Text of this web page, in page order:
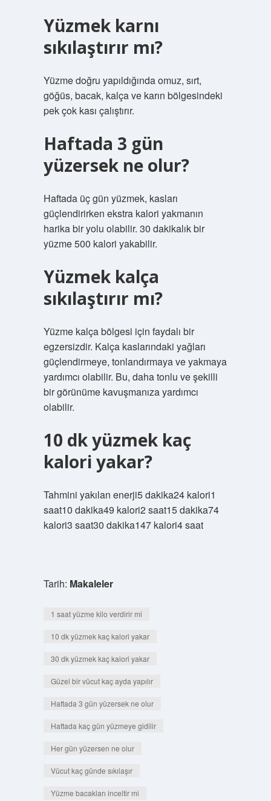
Yüzmek karnı
sıkılaştırır mı?
Yüzme doğru yapıldığında omuz, sırt,
göğüs, bacak, kalça ve karın bölgesindeki
pek çok kası çalıştırır.
Haftada 3 gün
yüzersek ne olur?
Haftada üç gün yüzmek, kasları
güçlendirirken ekstra kalori yakmanın
harika bir yolu olabilir. 30 dakikalık bir
yüzme 500 kalori yakabilir.
Yüzmek kalça
sıkılaştırır mı?
Yüzme kalça bölgesi için faydalı bir
egzersizdir. Kalça kaslarındaki yağları
güçlendirmeye, tonlandırmaya ve yakmaya
yardımcı olabilir. Bu, daha tonlu ve şekilli
bir görünüme kavuşmanıza yardımcı
olabilir.
10 dk yüzmek kaç
kalori yakar?
Tahmini yakılan enerji5 dakika24 kalori1
saat10 dakika49 kalori2 saat15 dakika74
kalori3 saat30 dakika147 kalori4 saat
Tarih: Makaleler
1 saat yüzme kilo verdirir mi
10 dk yüzmek kaç kalori yakar
30 dk yüzmek kaç kalori yakar
Güzel bir vücut kaç ayda yapılır
Haftada 3 gün yüzersek ne olur
Haftada kaç gün yüzmeye gidilir
Her gün yüzersen ne olur
Vücut kaç günde sıkılaşır
Yüzme bacakları inceltir mi